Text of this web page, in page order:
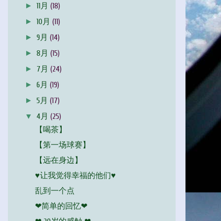
►11月(18)
►10月(11)
►9月(14)
►8月(15)
► 7月(24)
►6月(19)
►5月(17)
▼4月(25)
【喝茶】
【第一场球赛】
【远在身边】
♥让我觉得幸福的他们♥
乱到一个点
❤简单的回忆❤